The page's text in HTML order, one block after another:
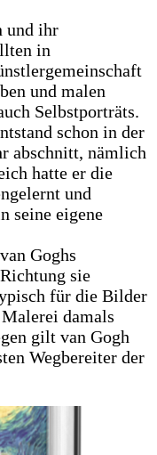
und ihr
in
und malen
Selbstporträts.
schon in der
abschnitt, nämlich
hatte er die
und
seine eigene
Goghs
sie
für die Bilder
damals
gilt van Gogh
Wegbereiter der